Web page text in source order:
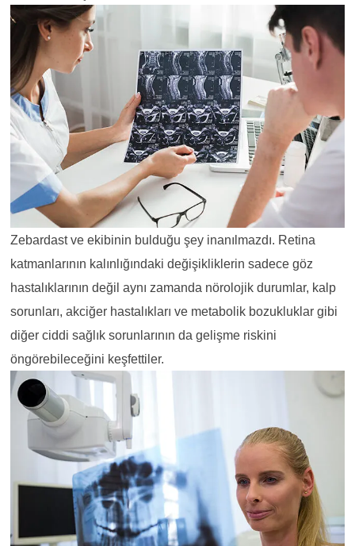
Zebardast ve ekibinin bulduğu şey inanılmazdı. Retina
katmanlarının kalınlığındaki değişikliklerin sadece göz
hastalıklarının değil aynı zamanda nörolojik durumlar, kalp
sorunları, akciğer hastalıkları ve metabolik bozukluklar gibi
diğer ciddi sağlık sorunlarının da gelişme riskini
öngörebileceğini keşfettiler.